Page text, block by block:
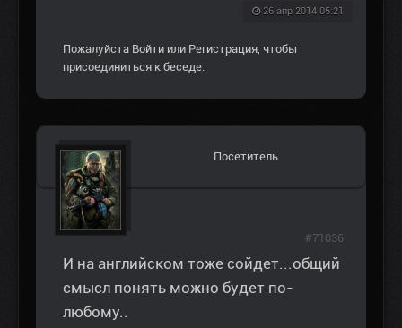
26 апр 2014 05:21
Пожалуйста Войти или Регистрация , чтобы
присоединиться к беседе.
Посетитель
И на английском тоже сойдет...общий
смысл понять можно будет по-
любому..
#71036